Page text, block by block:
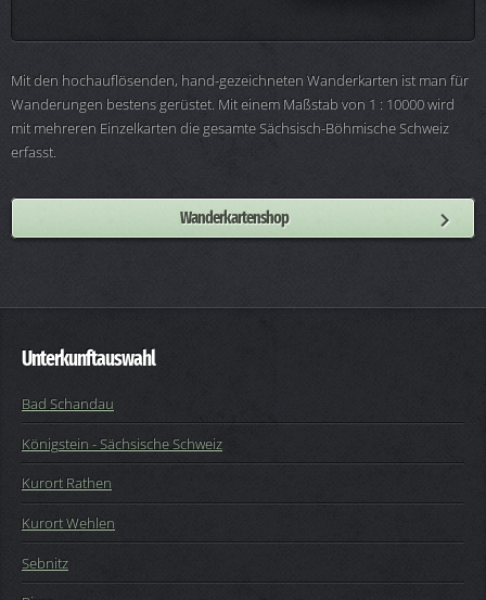
Mit den hochauflösenden, hand-gezeichneten Wanderkarten ist man für
Wanderungen bestens gerüstet. Mit einem Maßstab von 1 : 10000 wird
mit mehreren Einzelkarten die gesamte Sächsisch-Böhmische Schweiz
erfasst.
Wanderkartenshop
Unterkunftauswahl
Bad Schandau
Königstein - Sächsische Schweiz
Kurort Rathen
Kurort Wehlen
Sebnitz